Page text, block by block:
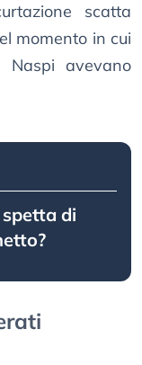
scatta
momento in cui
Naspi avevano
di